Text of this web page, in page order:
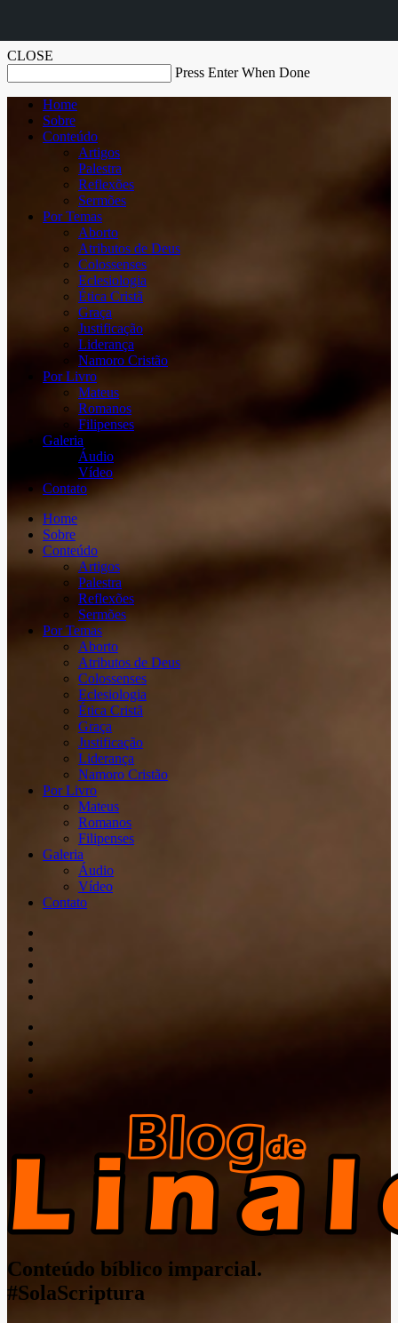
CLOSE
Press Enter When Done
Home
Sobre
Conteúdo
Artigos
Palestra
Reflexões
Sermões
Por Temas
Aborto
Atributos de Deus
Colossenses
Eclesiologia
Ética Cristã
Graça
Justificação
Liderança
Namoro Cristão
Por Livro
Mateus
Romanos
Filipenses
Galeria
Áudio
Vídeo
Contato
Home
Sobre
Conteúdo
Artigos
Palestra
Reflexões
Sermões
Por Temas
Aborto
Atributos de Deus
Colossenses
Eclesiologia
Ética Cristã
Graça
Justificação
Liderança
Namoro Cristão
Por Livro
Mateus
Romanos
Filipenses
Galeria
Áudio
Vídeo
Contato
Conteúdo bíblico imparcial.
#SolaScriptura